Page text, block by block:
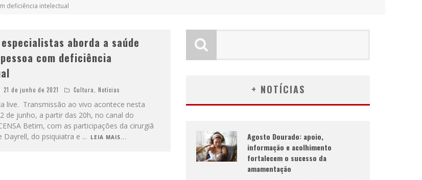
deficiência intelectual
aborda a saúde
com deficiência
21 de junho de 2021 Cultura Notícias
live. Transmissão ao vivo acontece nesta
de junho, a partir das 20h, no canal do
Betim, com as participações da cirurgiã
Dayrell, do psiquiatra e ... LEIA MAIS...
+ NOTÍCIAS
Agosto Dourado: apoio,
informação e acolhimento
fortalecem o sucesso da
amamentação